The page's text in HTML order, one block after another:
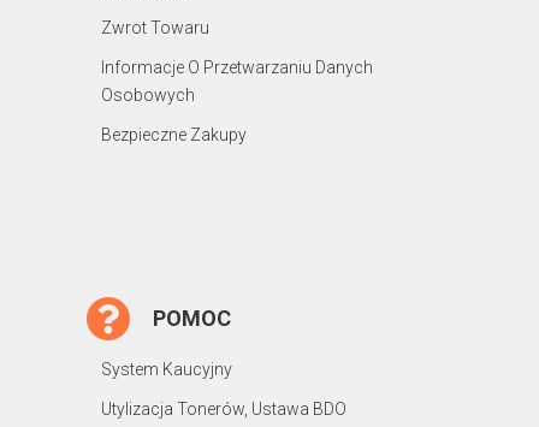
Zwrot Towaru
Informacje O Przetwarzaniu Danych
Osobowych
Bezpieczne Zakupy
POMOC
System Kaucyjny
Utylizacja Tonerów, Ustawa BDO